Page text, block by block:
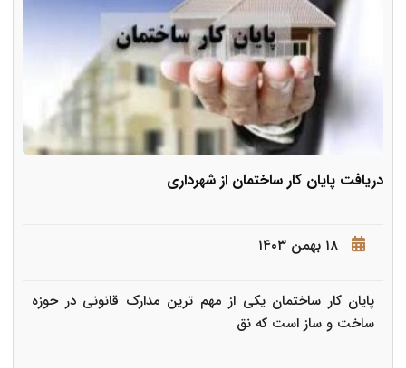
دریافت پایان کار ساختمان از شهرداری
۱۸ بهمن ۱۴۰۳
پایان کار ساختمان یکی از مهم ترین مدارک قانونی در حوزه
ساخت و ساز است که نق